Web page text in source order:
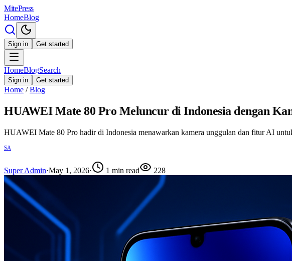
MitePress
HomeBlog
Sign in Get started
HomeBlogSearch
Sign in Get started
Home / Blog
HUAWEI Mate 80 Pro Meluncur di Indonesia dengan
HUAWEI Mate 80 Pro hadir di Indonesia menawarkan kamera unggulan dan fitur AI
SA
Super Admin·May 1, 2026· 1 min read 228